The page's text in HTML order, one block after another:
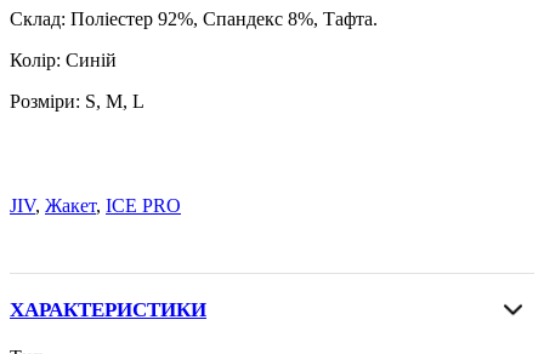
Склад: Поліестер 92%, Спандекс 8%, Тафта.
Колір: Синій
Розміри: S, M, L
JIV, Жакет, ICE PRO
ХАРАКТЕРИСТИКИ